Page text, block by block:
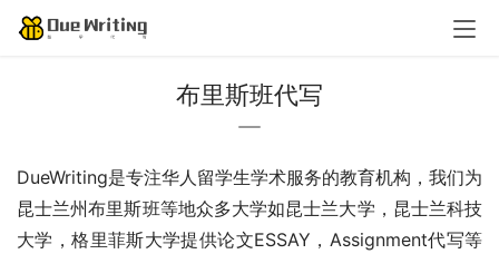
布里斯班代写
DueWriting是专注华人留学生学术服务的教育机构，我们为
昆士兰州布里斯班等地众多大学如昆士兰大学，昆士兰科技
大学，格里菲斯大学提供论文ESSAY，Assignment代写等